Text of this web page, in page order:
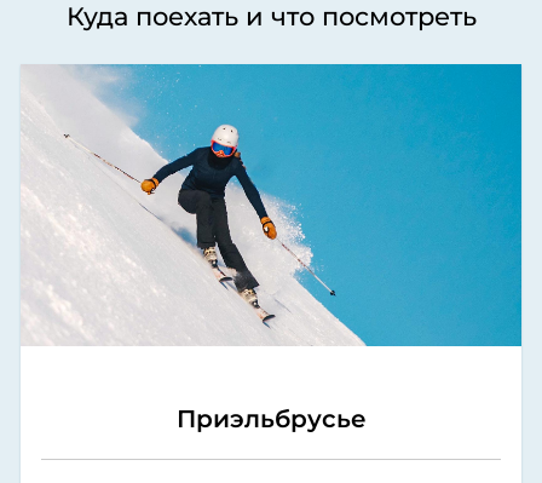
Куда поехать и что посмотреть
Приэльбрусье